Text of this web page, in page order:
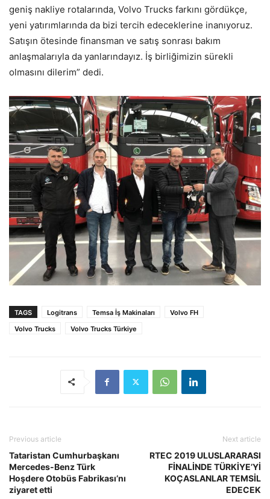
geniş nakliye rotalarında, Volvo Trucks farkını gördükçe,
yeni yatırımlarında da bizi tercih edeceklerine inanıyoruz.
Satışın ötesinde finansman ve satış sonrası bakım
anlaşmalarıyla da yanlarındayız. İş birliğimizin sürekli
olmasını dilerim” dedi.
TAGS Logitrans Temsa İş Makinaları
Volvo FH
Volvo Trucks
Volvo Trucks Türkiye
Previous article
Tataristan Cumhurbaşkanı
Mercedes-Benz Türk
Hoşdere Otobüs Fabrikası’nı
ziyaret etti
Next article
RTEC 2019 ULUSLARARASI
FİNALİNDE TÜRKİYE’Yİ
KOÇASLANLAR TEMSİL
EDECEK